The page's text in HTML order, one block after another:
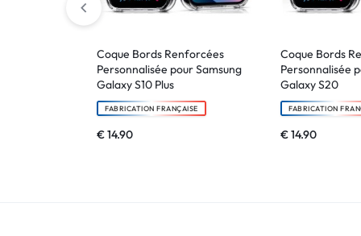
Coque Bords Renforcées
Personnalisée pour Samsung
Galaxy S10 Plus
FABRICATION FRANÇAISE
€14.90
Coque Bords
Personnalisée
Galaxy S20
FABRICATION
€14.90